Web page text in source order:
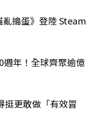
搗蛋》登陸 Steam
年！全球齊聚逾億
挺更敢做「有效冒